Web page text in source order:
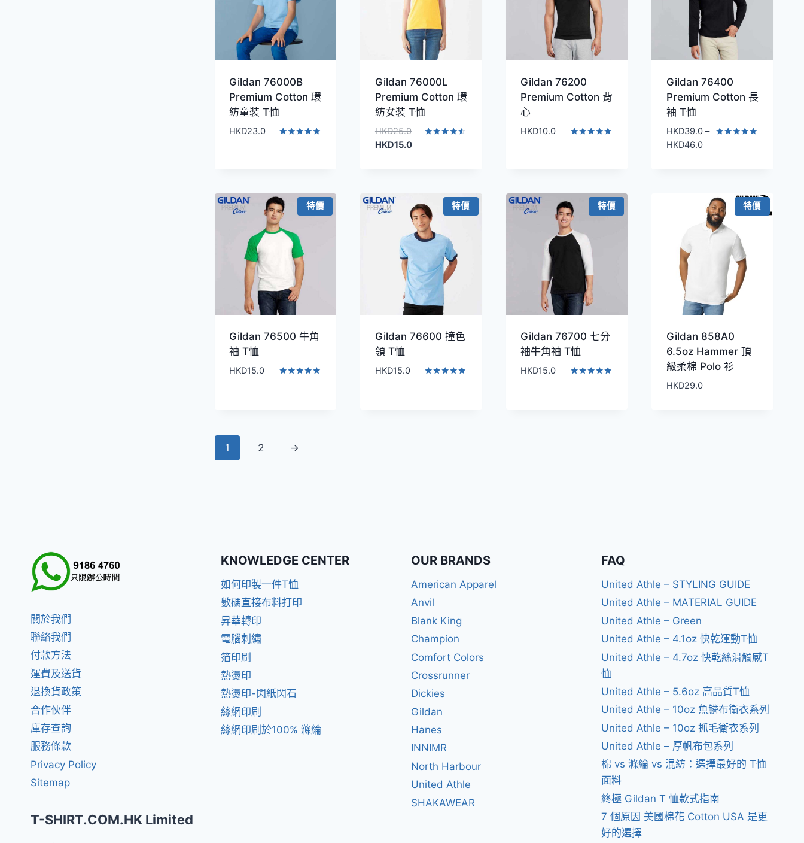
Gildan 76000B
Premium Cotton 環
紡童裝 T恤
HKD23.0
Gildan 76000L
Premium Cotton 環
紡女裝 T恤
HKD25.0原
始
HKD15.0目
HKD15.0。
Gildan 76200
Premium Cotton 背
心
HKD10.0
Gildan 76400
Premium Cotton 長
袖 T恤
HKD39.0 –
HKD46.0價
HKD39.0
到
HKD46.0
特價
Gildan 76500 牛角
袖 T恤
HKD15.0
特價
Gildan 76600 撞色
領 T恤
HKD15.0
特價
Gildan 76700 七分
袖牛角袖 T恤
HKD15.0
特價
Gildan 858A0
6.5oz Hammer 頂
級柔棉 Polo 衫
HKD29.0
1 2 →
關於我們
聯絡我們
付款方法
運費及送貨
退換貨政策
合作伙伴
庫存查詢
服務條款
Privacy Policy
Sitemap
T-SHIRT.COM.HK Limited
KNOWLEDGE CENTER
如何印製一件T恤
數碼直接布料打印
昇華轉印
電腦刺繡
箔印刷
熱燙印
熱燙印-閃紙閃石
絲網印刷
絲網印刷於100% 滌綸
OUR BRANDS
American Apparel
Anvil
Blank King
Champion
Comfort Colors
Crossrunner
Dickies
Gildan
Hanes
INNIMR
North Harbour
United Athle
SHAKAWEAR
FAQ
United Athle – STYLING GUIDE
United Athle – MATERIAL GUIDE
United Athle – Green
United Athle – 4.1oz 快乾運動T恤
United Athle – 4.7oz 快乾絲滑觸感T
恤
United Athle – 5.6oz 高品質T恤
United Athle – 10oz 魚鱗布衛衣系列
United Athle – 10oz 抓毛衛衣系列
United Athle – 厚帆布包系列
棉 vs 滌綸 vs 混紡：選擇最好的 T恤
面料
終極 Gildan T 恤款式指南
7 個原因 美國棉花 Cotton USA 是更
好的選擇